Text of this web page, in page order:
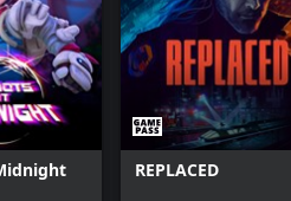
REPLACED